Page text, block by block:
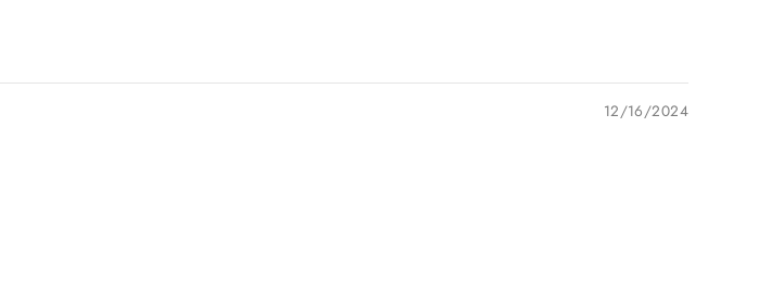
12/16/2024